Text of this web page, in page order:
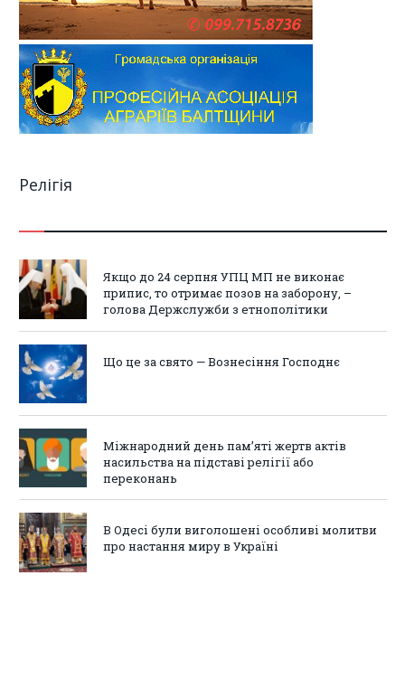
Релігія
Якщо до 24 серпня УПЦ МП не виконає
припис, то отримає позов на заборону, –
голова Держслужби з етнополітики
Що це за свято — Вознесіння Господнє
Міжнародний день пам’яті жертв актів
насильства на підставі релігії або
переконань
В Одесі були виголошені особливі молитви
про настання миру в Україні